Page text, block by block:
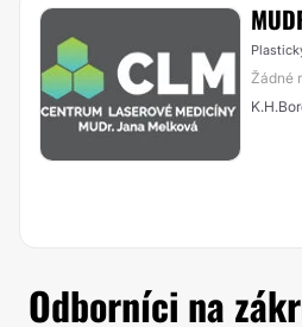
Žádné
Odborníci na